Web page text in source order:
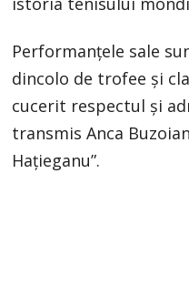
Performanțele sale
dincolo de trofee și
cucerit respectul și
transmis Anca
Hațieganu”.